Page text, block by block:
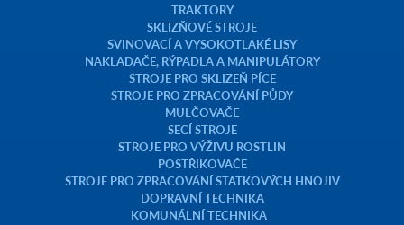
TRAKTORY
SKLIZŇOVÉ STROJE
SVINOVACÍ A VYSOKOTLAKÉ LISY
NAKLADAČE, RÝPADLA A MANIPULÁTORY
STROJE PRO SKLIZEŇ PÍCE
STROJE PRO ZPRACOVÁNÍ PŮDY
MULČOVAČE
SECÍ STROJE
STROJE PRO VÝŽIVU ROSTLIN
POSTŘIKOVAČE
STROJE PRO ZPRACOVÁNÍ STATKOVÝCH HNOJIV
DOPRAVNÍ TECHNIKA
KOMUNÁLNÍ TECHNIKA